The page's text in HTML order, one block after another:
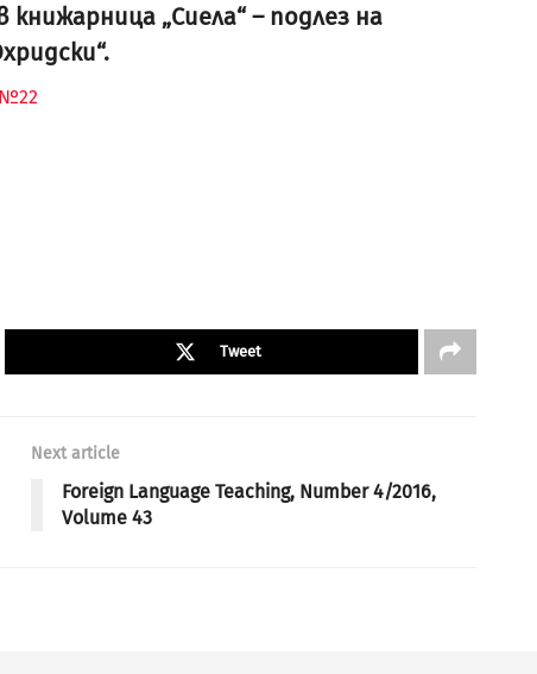
„Сиела“ – подлез на
№22
Tweet
Next article
Foreign Language Teaching, Number 4/2016,
Volume 43